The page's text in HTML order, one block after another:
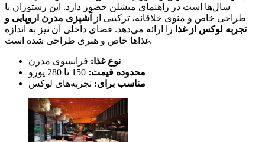
سال‌ها است در راهنمای میشلن حضور دارد. این رستوران با
طراحی خاص و منوی خلاقانه، ترکیبی از
آشپزی مدرن اروپایی و
تجربه‌ لوکس از غذا را ارائه می‌دهد. فضای داخلی آن نیز به اندازه
غذاها خاص و هنری طراحی شده است.
نوع غذا: فرانسوی مدرن
محدوده قیمت:
مناسب برای: تجربه‌های لوکس